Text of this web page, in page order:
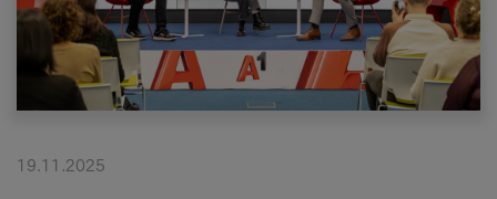
Поддршка
Надополни кредит
19.11.2025